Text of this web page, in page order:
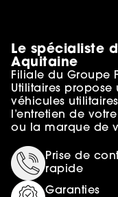
Le spécialiste
Aquitaine
Filiale du Groupe
Utilitaires
véhicules
l’entretien de
ou la marque de
Prise de
rapide
Garanties